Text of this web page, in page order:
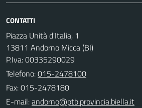
CONTATTI
Piazza Unità d'Italia, 1
13811 Andorno Micca (BI)
P.Iva: 00335290029
Telefono:015-2478100
Fax: 015-2478180
E-mail: